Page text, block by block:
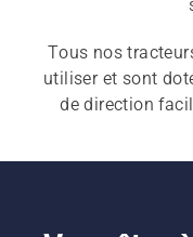
Tous nos
utiliser et sont
de direction
tracteurs-